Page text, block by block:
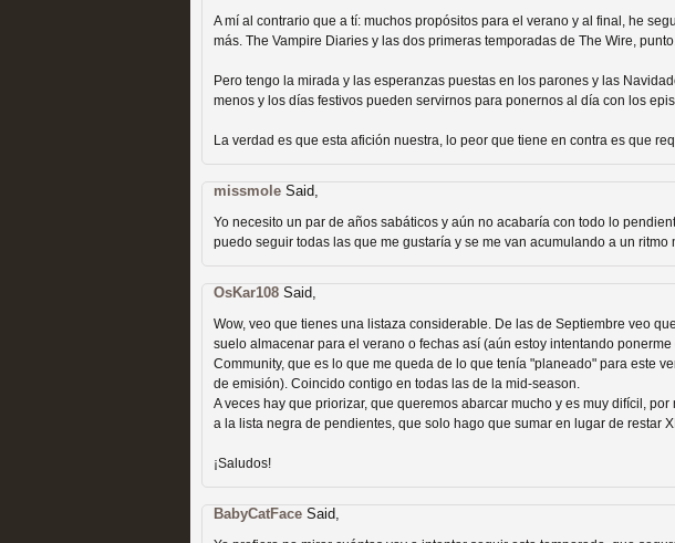
Taboo es otra miniserie británica que
miniserie
MOLTISANTI
Las temporadas de pilotos de Amazon
MOLTISANTI
Recomendación de la semana
A mí al contrario que a tí: muchos propósitos para el verano y al final, he
más. The Vampire Diaries y las dos primeras temporadas de The Wire,
Pero tengo la mirada y las esperanzas puestas en los parones y las
menos y los días festivos pueden servirnos para ponernos al día con los
La verdad es que esta afición nuestra, lo peor que tiene en contra es que
missmole Said,
Yo necesito un par de años sabáticos y aún no acabaría con todo lo
puedo seguir todas las que me gustaría y se me van acumulando a un ritmo
OsKar108 Said,
Wow, veo que tienes una listaza considerable. De las de Septiembre veo
suelo almacenar para el verano o fechas así (aún estoy intentando
Community, que es lo que me queda de lo que tenía "planeado" para este
de emisión). Coincido contigo en todas las de la mid-season.
A veces hay que priorizar, que queremos abarcar mucho y es muy difícil,
a la lista negra de pendientes, que solo hago que sumar en lugar de restar
¡Saludos!
BabyCatFace Said,